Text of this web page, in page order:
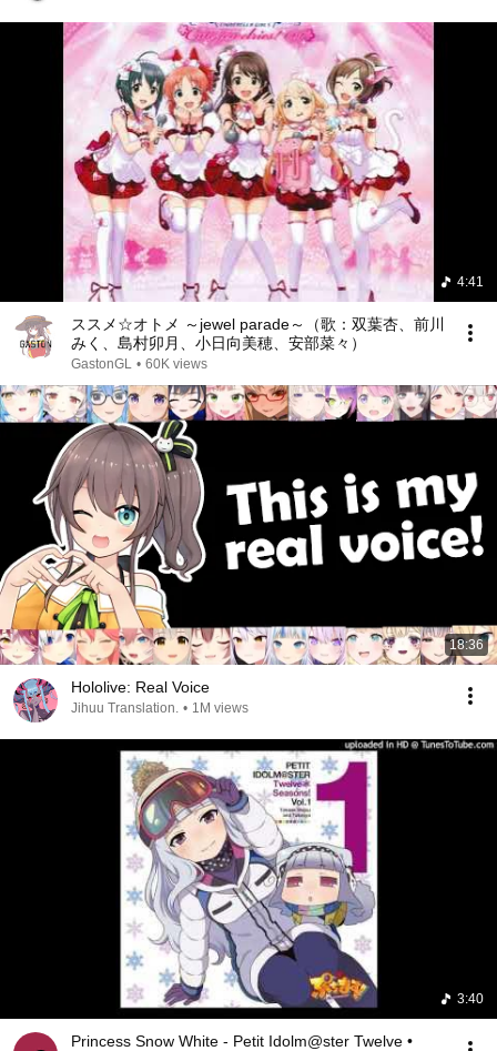
4:41
ススメ☆オトメ ～jewel parade～（歌：双葉杏、前川
みく、島村卯月、小日向美穂、安部菜々）
GastonGL • 60K views
18:36
Hololive: Real Voice
Jihuu Translation. • 1M views
3:40
Princess Snow White - Petit Idolm@ster Twelve •